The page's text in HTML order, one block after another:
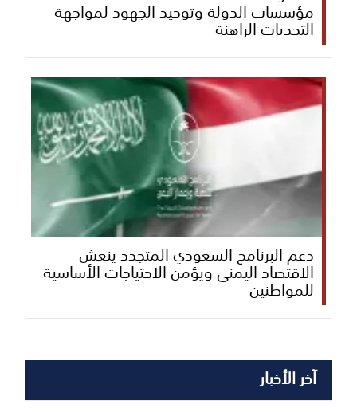
مؤسسات الدولة وتوحيد الجهود لمواجهة
التحديات الراهنة
دعم البرنامج السعودي المتجدد ينعش
الاقتصاد اليمني ويؤمن الاحتياجات الأساسية
للمواطنين
آخر الأخبار